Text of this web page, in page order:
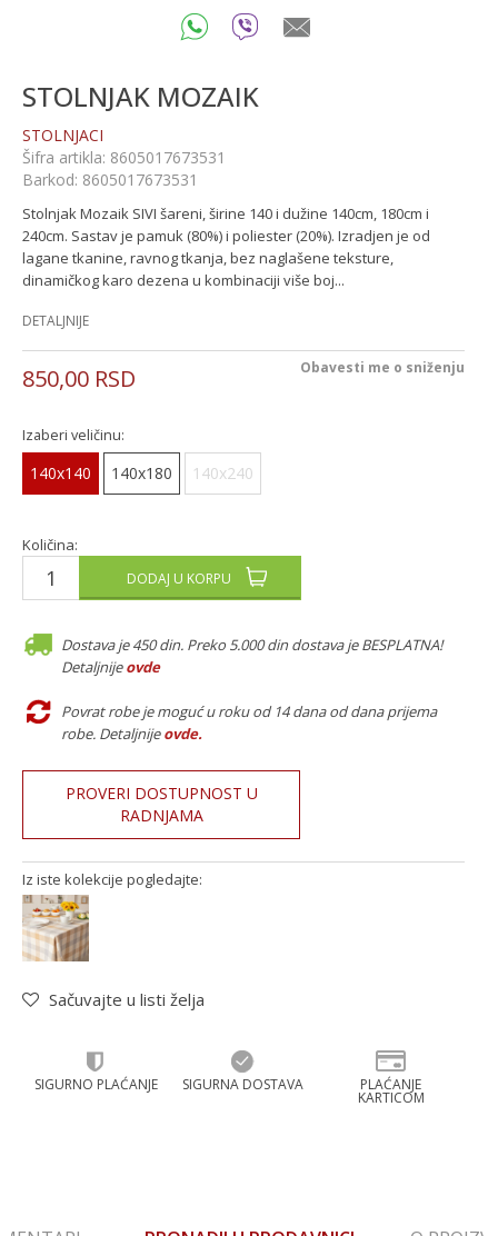
STOLNJAK MOZAIK
STOLNJACI
Šifra artikla: 8605017673531
Barkod: 8605017673531
Stolnjak Mozaik SIVI šareni, širine 140 i dužine 140cm, 180cm i
240cm. Sastav je pamuk (80%) i poliester (20%). Izradjen je od
lagane tkanine, ravnog tkanja, bez naglašene teksture,
dinamičkog karo dezena u kombinaciji više boj...
DETALJNIJE
850,00 RSD Obavesti me o sniženju
Izaberi veličinu:
140x140 140x180 140x240
Količina:
DODAJ U KORPU
Dostava je 450 din. Preko 5.000 din dostava je BESPLATNA!
Detaljnijeovde
Povrat robe je moguć u roku od 14 dana od dana prijema
robe. Detaljnije ovde.
PROVERI DOSTUPNOST U
RADNJAMA
Iz iste kolekcije pogledajte:
Sačuvajte u listi želja
SIGURNO PLAĆANJE SIGURNA DOSTAVA PLAĆANJE
KARTICOM